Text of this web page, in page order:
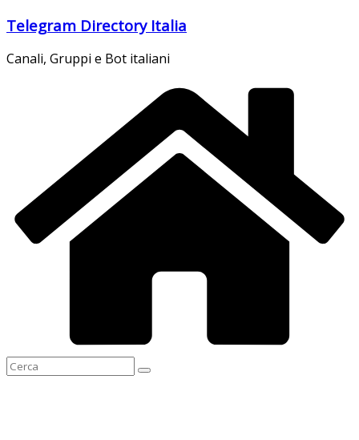
Salta
contenuto
Telegram Directory Italia
Canali, Gruppi e Bot italiani